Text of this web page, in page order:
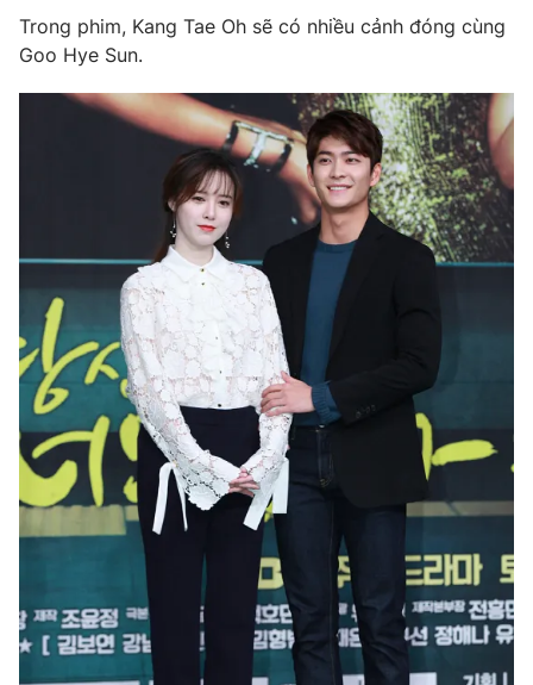
VTV4
VTV8
Liên hệ tòa soạn English
THỜI BÁO VTV
Theo dõi báo trên
Cơ quan chủ quản:
Đài Truyền hình Việt Nam
Cơ quan báo chí:
Giấy phép hoạt động báo in và báo điện tử số 483/GP-BTTTT
cấp ngày 29/12/2023
Tổng Biên tập:Vũ Thanh Thủy
Phó Tổng Biên tập:
Nguyễn Thị Mỹ Hạnh, Phạm Quốc Thắng,
Trong phim, Kang Tae Oh sẽ có nhiều cảnh đóng cùng
Goo Hye Sun.